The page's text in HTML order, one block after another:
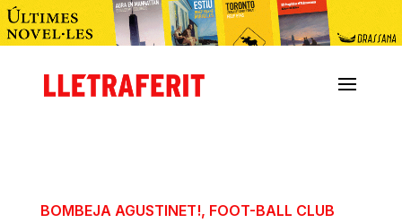
BOMBEJA AGUSTINET!, FOOT-BALL CLUB